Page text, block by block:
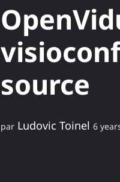
source
par Ludovic Toinel 6